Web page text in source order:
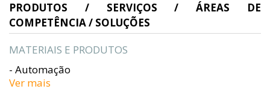
PRODUTOS / SERVIÇOS / ÁREAS DE
COMPETÊNCIA / SOLUÇÕES
MATERIAIS E PRODUTOS
- Automação
Ver mais